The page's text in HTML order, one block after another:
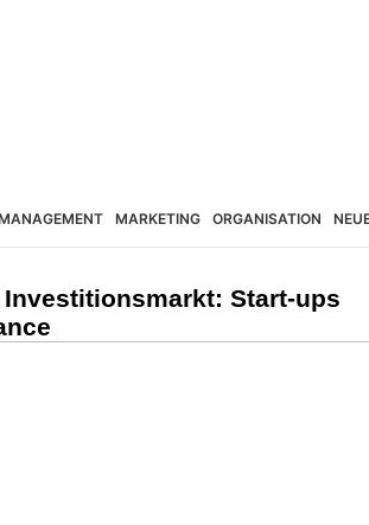
MARKETING ORGANISATION
Start-ups